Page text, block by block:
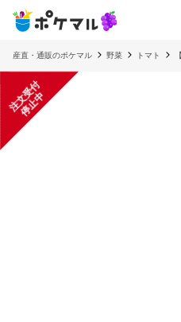
産直・通販のポケマル 野菜 トマト
注
文
受
付
停
止
中